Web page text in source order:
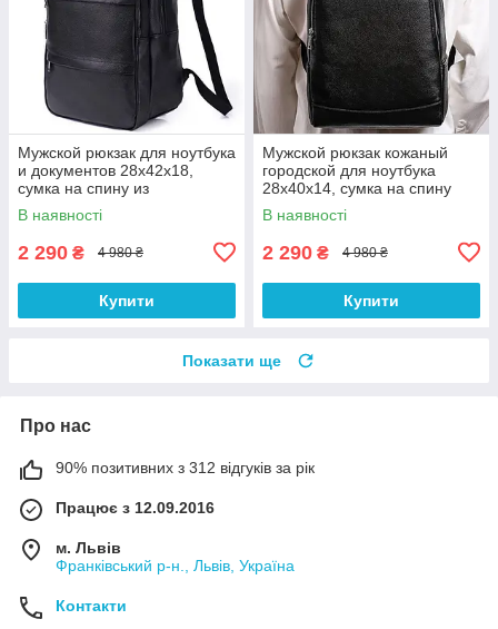
Мужской рюкзак для ноутбука
и документов 28х42х18,
сумка на спину из
натуральной кожи Tiding Bag
B2-37342A
В наявності
2 290 ₴ 4 980 ₴
Купити
Мужской рюкзак кожаный
городской для ноутбука
28х40х14, сумка на спину
для студента Tiding Bag ,
черная
В наявності
2 290 ₴ 4 980 ₴
Купити
Показати ще
Про нас
90% позитивних з 312 відгуків за рік
Працює з 12.09.2016
м. Львів
Франківський р-н., Львів, Україна
Контакти